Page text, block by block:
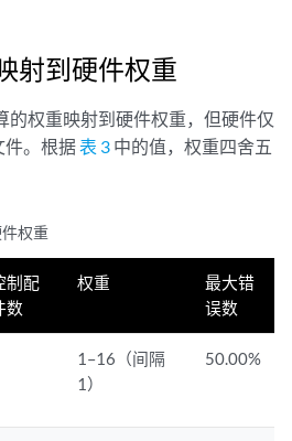
射到硬件权重
的权重映射到硬件权重，但硬件仅
件。根据表 3 中的值，权重四舍五
权重
制配
数
权重
最大错
误数
1–16（间隔
1）
50.00%